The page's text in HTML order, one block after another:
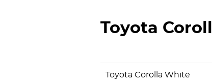
Toyota
Toyota Corolla White